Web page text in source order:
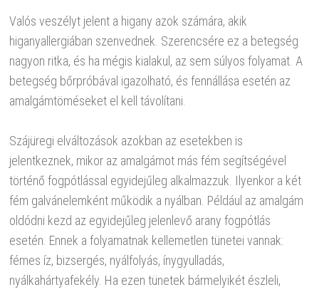
Valós veszélyt jelent a higany azok számára, akik
higanyallergiában szenvednek. Szerencsére ez a betegség
nagyon ritka, és ha mégis kialakul, az sem súlyos folyamat. A
betegség bőrpróbával igazolható, és fennállása esetén az
amalgámtöméseket el kell távolítani.
Szájüregi elváltozások azokban az esetekben is
jelentkeznek, mikor az amalgámot más fém segítségével
történő fogpótlással egyidejűleg alkalmazzuk. Ilyenkor a két
fém galvánelemként működik a nyálban. Például az amalgám
oldódni kezd az egyidejűleg jelenlevő arany fogpótlás
esetén. Ennek a folyamatnak kellemetlen tünetei vannak:
fémes íz, bizsergés, nyálfolyás, ínygyulladás,
nyálkahártyafekély. Ha ezen tünetek bármelyikét észleli,